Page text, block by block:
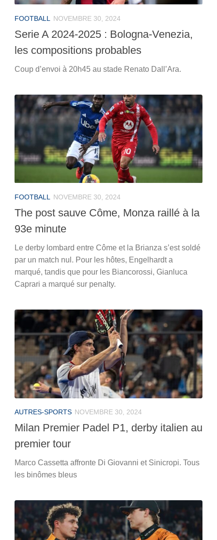
FOOTBALL NOVEMBRE 30, 2024
Serie A 2024-2025 : Bologna-Venezia,
les compositions probables
Coup d’envoi à 20h45 au stade Renato Dall’Ara.
FOOTBALL NOVEMBRE 30, 2024
The post sauve Côme, Monza raillé à la
93e minute
Le derby lombard entre Côme et la Brianza s’est soldé
par un match nul. Pour les hôtes, Engelhardt a
marqué, tandis que pour les Biancorossi, Gianluca
Caprari a marqué sur penalty.
AUTRES-SPORTS NOVEMBRE 30, 2024
Milan Premier Padel P1, derby italien au
premier tour
Marco Cassetta affronte Di Giovanni et Sinicropi. Tous
les binômes bleus